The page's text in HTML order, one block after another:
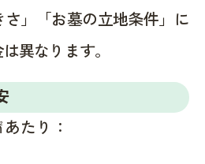
」「お墓の立地条件」に
異なります。
たり：